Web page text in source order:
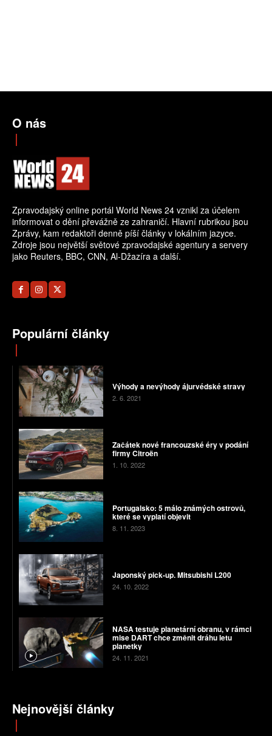
O nás
Zpravodajský online portál World News 24 vznikl za účelem
informovat o dění převážně ze zahraničí. Hlavní rubrikou jsou
Zprávy, kam redaktoři denně píší články v lokálním jazyce.
Zdroje jsou největší světové zpravodajské agentury a servery
jako Reuters, BBC, CNN, Al-Džazíra a další.
Populární články
Výhody a nevýhody ájurvédské stravy
2. 6. 2021
Začátek nové francouzské éry v podání
firmy Citroën
1. 10. 2022
Portugalsko: 5 málo známých ostrovů,
které se vyplatí objevit
8. 11. 2023
Japonský pick-up. Mitsubishi L200
24. 10. 2022
NASA testuje planetární obranu, v rámci
mise DART chce změnit dráhu letu
planetky
24. 11. 2021
Nejnovější články